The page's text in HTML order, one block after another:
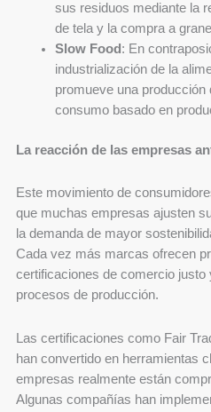
sus residuos mediante la
de tela y la compra a
Slow Food : En
industrialización de la
promueve una
consumo basado en
La reacción de las empresas
Este movimiento de
que muchas empresas ajusten
la demanda de mayor
Cada vez más marcas ofrecen
certificaciones de comercio justo
procesos de producción.
Las certificaciones como Fair
han convertido en herramientas
empresas realmente están
Algunas compañías han